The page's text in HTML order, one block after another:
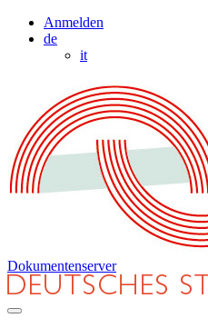
Anmelden
de
it
Dokumentenserver